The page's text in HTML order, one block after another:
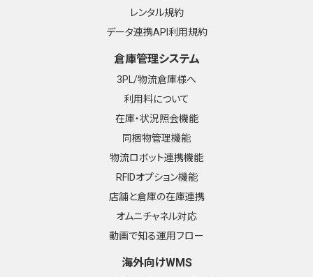
レンタル規約
データ連携API利用規約
倉庫管理システム
3PL/物流倉庫様へ
利用料について
在庫・状況照会機能
同梱物管理機能
物流ロボット連携機能
RFIDオプション機能
店舗と倉庫の在庫連携
オムニチャネル対応
動画で知る運用フロー
海外向けWMS